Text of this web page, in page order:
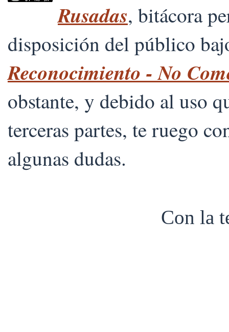
Rusadas, bitácora
disposición del público
Reconocimiento - No
obstante, y debido al uso
terceras partes, te ruego
algunas dudas.
Con la